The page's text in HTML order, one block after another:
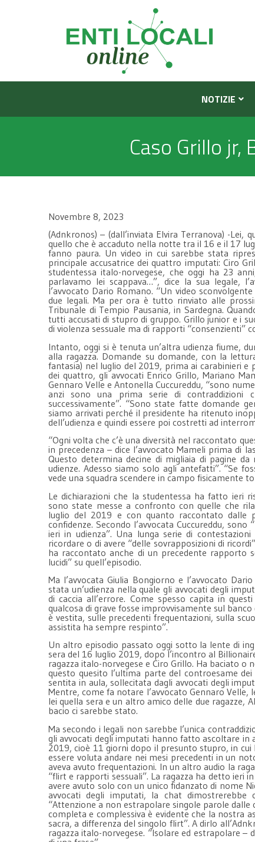
NOTIZIE
Caso Grillo jr,
Novembre 8, 2023
(Adnkronos) – (dall’inviata Elvira Terranova) -Lei,
quello che è accaduto nella notte tra il 16 e il 17
fanno paura. Un video in cui sarebbe stata
principale accusatrice dei quattro imputati: Ciro
studentessa italo-norvegese, che oggi ha 23
parlavamo lei scappava…”, dice la sua legale,
l’avvocato Dario Romano. “Un video
due legali. Ma per ora è tutto rinviato alle
Tribunale di Tempio Pausania, in Sardegna.
tutti accusati di stupro di gruppo. Grillo junior e i
di violenza sessuale ma di rapporti “consenzienti”
Intanto, oggi si è tenuta un’altra udienza fiume,
alla ragazza. Domande su domande, con la
fantasia) nel luglio del 2019, prima ai carabinieri e
dei quattro, gli avvocati Enrico Grillo, Mariano
Gennaro Velle e Antonella Cuccureddu, “sono
anzi sono una prima serie di contraddizioni
successivamente”. “Sono state fatte domande
siamo arrivati perché il presidente ha ritenuto
dell’udienza e quindi essere poi costretti ad
“Ogni volta che c’è una diversità nel raccontato
in precedenza – dice l’avvocato Mameli prima di
Questo determina decine di migliaia di pagine
udienze. Adesso siamo solo agli antefatti”. “Se
vede una squadra scendere in campo fisicamente
Le dichiarazioni che la studentessa ha fatto ieri
sono state messe a confronto con quelle che
luglio del 2019 e con quanto raccontato dalle
confidenze. Secondo l’avvocata Cuccureddu,
ieri in udienza”. Una lunga serie di
ricordare o di avere “delle sovrapposizioni di
ha raccontato anche di un precedente rapporto
lucidi” su quell’episodio.
Ma l’avvocata Giulia Bongiorno e l’avvocato
stata un’udienza nella quale gli avvocati degli
di caccia all’errore. Come spesso capita in
qualcosa di grave fosse improvvisamente sul
è vestita, sulle precedenti frequentazioni, sulla
assistita ha sempre respinto”.
Un altro episodio passato oggi sotto la lente di
sera del 16 luglio 2019, dopo l’incontro al
ragazza italo-norvegese e Ciro Grillo. Ha baciato
questo quesito l’ultima parte del controesame
sentita in aula, sollecitata dagli avvocati degli
Mentre, come fa notare l’avvocato Gennaro Velle,
lei quella sera e un altro amico delle due ragazze,
bacio ci sarebbe stato.
Ma secondo i legali non sarebbe l’unica
gli avvocati degli imputati hanno fatto ascoltare in
2019, cioè 11 giorni dopo il presunto stupro, in cui
essere voluta andare nei mesi precedenti in un
aveva avuto frequentazioni. In un altro audio la
“flirt e rapporti sessuali”. La ragazza ha detto ieri
avere avuto solo con un unico fidanzato di nome
avvocati degli imputati, la chat dimostrerebbe
“Attenzione a non estrapolare singole parole
completa e complessiva è evidente che la nostra
sacra, a differenza del singolo flirt”. A dirlo
ragazza italo-norvegese. “Isolare ed estrapolare –